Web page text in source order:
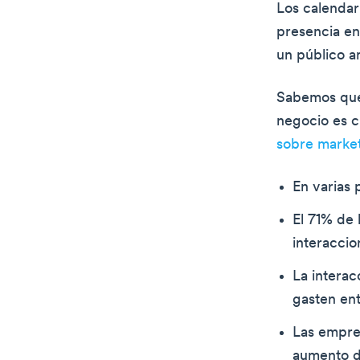
Los
presencia
un público
Sabemos
negocio es
sobre
En varias
El 71%
La
gasten
Las
aumento